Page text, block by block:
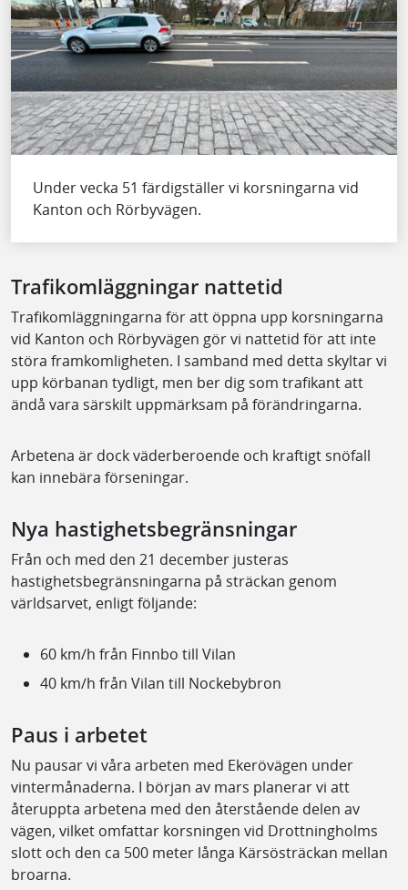
Under vecka 51 färdigställer vi korsningarna vid
Kanton och Rörbyvägen.
Trafikomläggningar nattetid
Trafikomläggningarna för att öppna upp korsningarna
vid Kanton och Rörbyvägen gör vi nattetid för att inte
störa framkomligheten. I samband med detta skyltar vi
upp körbanan tydligt, men ber dig som trafikant att
ändå vara särskilt uppmärksam på förändringarna.
Arbetena är dock väderberoende och kraftigt snöfall
kan innebära förseningar.
Nya hastighetsbegränsningar
Från och med den 21 december justeras
hastighetsbegränsningarna på sträckan genom
världsarvet, enligt följande:
60 km/h från Finnbo till Vilan
40 km/h från Vilan till Nockebybron
Paus i arbetet
Nu pausar vi våra arbeten med Ekerövägen under
vintermånaderna. I början av mars planerar vi att
återuppta arbetena med den återstående delen av
vägen, vilket omfattar korsningen vid Drottningholms
slott och den ca 500 meter långa Kärsösträckan mellan
broarna.